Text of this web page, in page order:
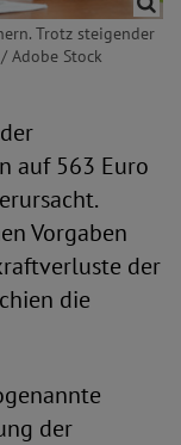
Trotz steigender
Adobe Stock
auf 563 Euro
Vorgaben
der
die
der